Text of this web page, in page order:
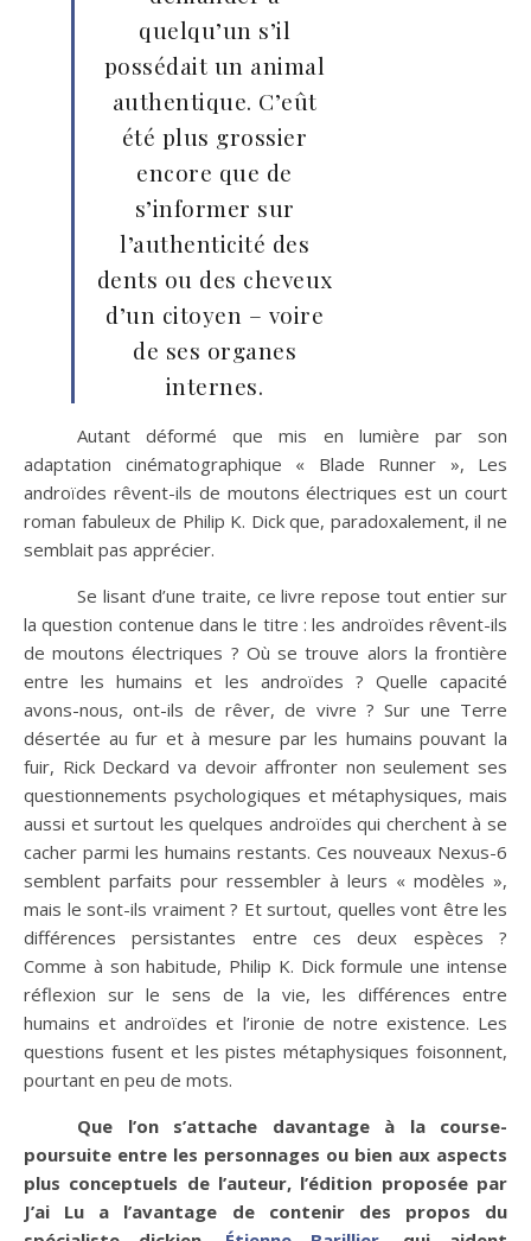
quelqu’un s’il
possédait un animal
authentique. C’eût
été plus grossier
encore que de
s’informer sur
l’authenticité des
dents ou des cheveux
d’un citoyen – voire
de ses organes
internes.
Autant déformé que mis en lumière par son
adaptation cinématographique « Blade Runner », Les
androïdes rêvent-ils de moutons électriques est un court
roman fabuleux de Philip K. Dick que, paradoxalement, il ne
semblait pas apprécier.
Se lisant d’une traite, ce livre repose tout entier sur
la question contenue dans le titre : les androïdes rêvent-ils
de moutons électriques ? Où se trouve alors la frontière
entre les humains et les androïdes ? Quelle capacité
avons-nous, ont-ils de rêver, de vivre ? Sur une Terre
désertée au fur et à mesure par les humains pouvant la
fuir, Rick Deckard va devoir affronter non seulement ses
questionnements psychologiques et métaphysiques, mais
aussi et surtout les quelques androïdes qui cherchent à se
cacher parmi les humains restants. Ces nouveaux Nexus-6
semblent parfaits pour ressembler à leurs « modèles »,
mais le sont-ils vraiment ? Et surtout, quelles vont être les
différences persistantes entre ces deux espèces ?
Comme à son habitude, Philip K. Dick formule une intense
réflexion sur le sens de la vie, les différences entre
humains et androïdes et l’ironie de notre existence. Les
questions fusent et les pistes métaphysiques foisonnent,
pourtant en peu de mots.
Que l’on s’attache davantage à la course-
poursuite entre les personnages ou bien aux aspects
plus conceptuels de l’auteur, l’édition proposée par
J’ai Lu a l’avantage de contenir des propos du